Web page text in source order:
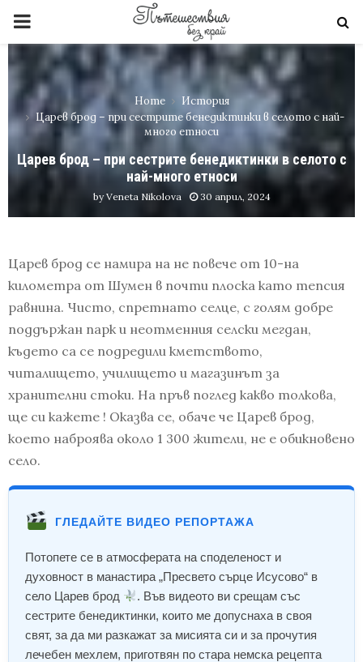
PRIMARY
MENU
Home
История
Царев брод – при сестрите бенедиктинки в селото с най-
много етноси
Царев брод – при сестрите бенедиктинки в селото с
най-много етноси
byVeneta Nikolova 30 април, 2024
Царев брод се намира на не повече от 10-на
километра от Шумен в почти плоска като тепсия
равнина. Чисто, спретнато селце, с голям добре
поддържан парк и неотменния селски мегдан,
където са се подредили кметството,
читалището, училището и магазинът за
хранителни стоки. На пръв поглед какво толкова,
ще си кажете ! Оказва се, обаче че Царев брод,
което наброява около 1 300 жители, не е обикновено
село.
ГЛЕДАЙТЕ ВИДЕО РЕПОРТАЖА
Потопете се в атмосферата на споделеност и
духовност в манастира „Пресвето сърце Исусово“ в
село Царев брод
. Във видеото ви срещам със
сестрите бенедиктинки, които ме допуснаха в своя
свят, за да ми разкажат за мисията си и за прочутия
лечебен мехлем, приготвян по стара немска рецепта